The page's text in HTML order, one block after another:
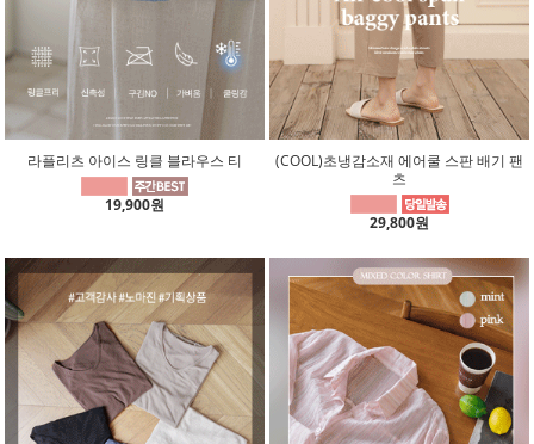
라플리츠 아이스 링클 블라우스 티
19,900원
(COOL)초냉감소재 에어쿨 스판 배기 팬
츠
29,800원